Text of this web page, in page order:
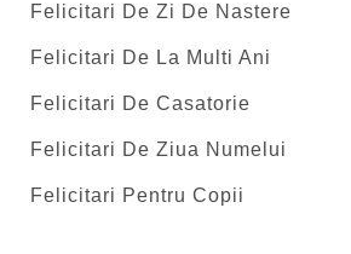
Felicitari De Zi De Nastere
Felicitari De La Multi Ani
Felicitari De Casatorie
Felicitari De Ziua Numelui
Felicitari Pentru Copii